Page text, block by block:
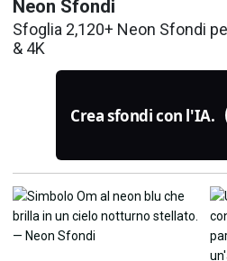
Neon Sfondi
Sfoglia 2,120+ Neon Sfondi
& 4K
Crea sfondi con l'IA.